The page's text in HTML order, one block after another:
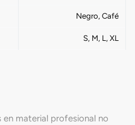
Negro, Café
S, M, L, XL
material profesional no